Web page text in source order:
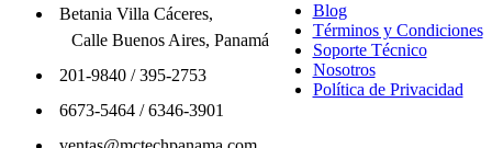
Betania Villa Cáceres,
Calle Buenos Aires, Panamá
201-9840/395-2753
6673-5464/6346-3901
Blog
Términos y Condiciones
Soporte Técnico
Nosotros
Política de Privacidad